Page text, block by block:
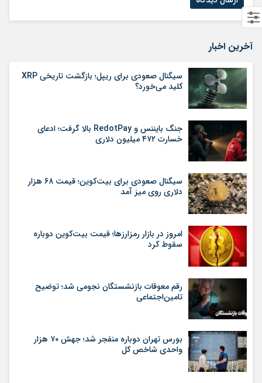
آخرین اخبار
سیگنال صعودی برای ریپل؛ بازگشت تاریخی XRP
کلید می‌خورد؟
جنگ بایننس و RedotPay بالا گرفت؛ ادعای
خسارت ۴۷۲ میلیون دلاری
سیگنال صعودی برای بیت‌کوین؛ قیمت ۶۸ هزار
دلاری روی میز آمد
امروز در بازار رمزارزها؛ قیمت بیت‌کوین دوباره
سقوط کرد
رقم معوقات بازنشستگان نجومی شد؛ توضیح
تامین‌اجتماعی
بورس تهران دوباره منفجر شد؛ جهش ۷۰ هزار
واحدی شاخص کل